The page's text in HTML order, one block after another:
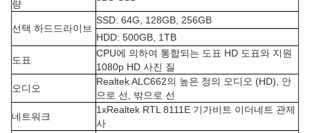
량
선택 하드드라이브
SSD: 64G, 128GB, 256GB
HDD: 500GB, 1TB
도표
CPU에 의하여 통합되는 도표 HD 도표와 지원
1080p HD 사진 질
오디오
Realtek ALC662의 높은 정의 오디오 (HD), 안
으로 선, 밖으로 선
네트워크
1xRealtek RTL 8111E 기가비트 이더네트 관제
사